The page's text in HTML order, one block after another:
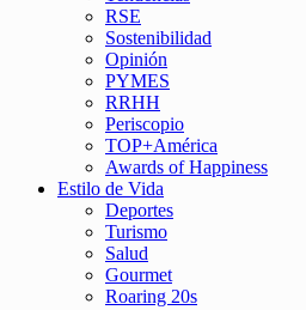
RSE
Sostenibilidad
Opinión
PYMES
RRHH
Periscopio
TOP+América
Awards of Happiness
Estilo de Vida
Deportes
Turismo
Salud
Gourmet
Roaring 20s